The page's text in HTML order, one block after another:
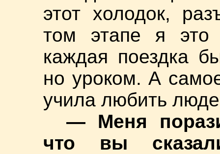
этот холодок,
том этапе я это
каждая поездка
но уроком. А
учила любить
— Меня
что вы